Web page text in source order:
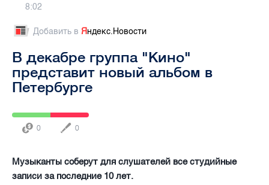
8:02
Добавить в Яндекс.Новости
В декабре группа "Кино"
представит новый альбом в
Петербурге
0 0
Музыканты соберут для слушателей все студийные
записи за последние 10 лет.